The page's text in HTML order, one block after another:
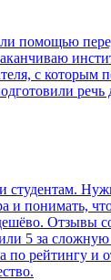
помощью
с которым
и понимать,
Отзывы
5 за сложную
по рейтингу и